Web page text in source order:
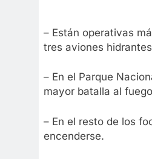
– Están operativas
tres aviones
– En el Parque
mayor batalla al
– En el resto de los
encenderse.